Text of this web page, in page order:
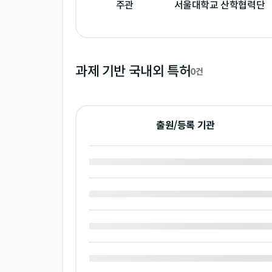
주관 서울대학교 산학협력단
과제 기반 국내외 특허0건
출원/등록 기관